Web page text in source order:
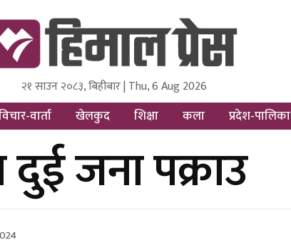
Press
NewsyNepal Media and Research Pvt Ltd.
२१ साउन २०८३, बिहीबार | Thu, 6 Aug 2026
वार्ता खेलकुद शिक्षा कला प्रदेश-पालिका
जना पक्राउ